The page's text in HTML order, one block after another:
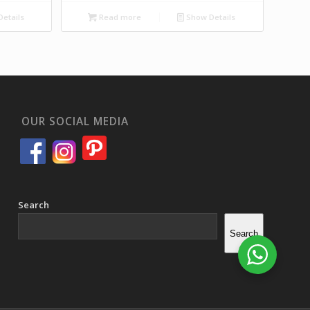
Read more Show Details
OUR SOCIAL MEDIA
Search
Search